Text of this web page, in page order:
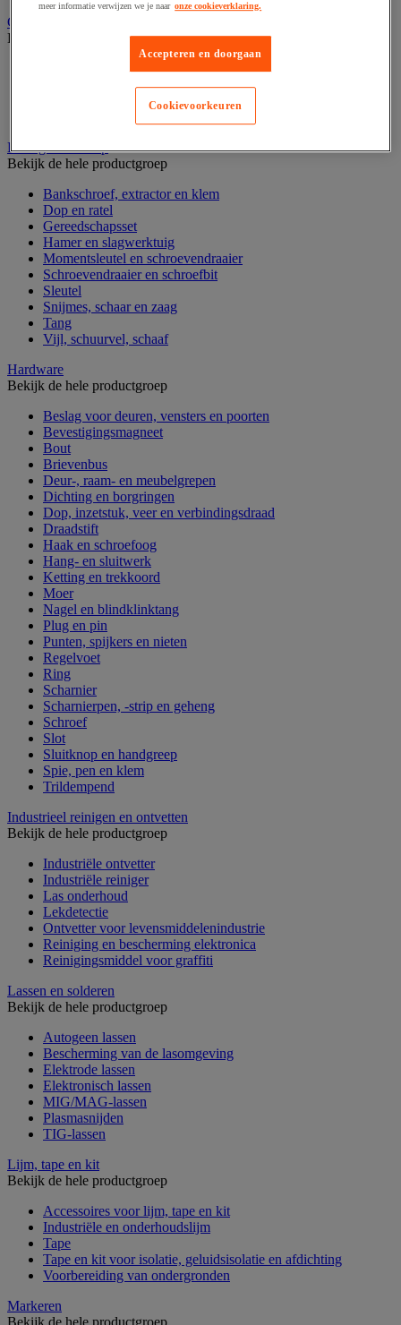
Gereedschap opbergen
Bekijk de hele productgroep
Assortimentsdoos en gereedschapkoffer
Gereedschapskist en opbergtas
Gereedschapskoffer en versterkte kist
Handgereedschap
Bekijk de hele productgroep
Bankschroef, extractor en klem
Dop en ratel
Gereedschapsset
Hamer en slagwerktuig
Momentsleutel en schroevendraaier
Schroevendraaier en schroefbit
Sleutel
Snijmes, schaar en zaag
Tang
Vijl, schuurvel, schaaf
Hardware
Bekijk de hele productgroep
Beslag voor deuren, vensters en poorten
Bevestigingsmagneet
Bout
Brievenbus
Deur-, raam- en meubelgrepen
Dichting en borgringen
Dop, inzetstuk, veer en verbindingsdraad
Draadstift
Haak en schroefoog
Hang- en sluitwerk
Ketting en trekkoord
Moer
Nagel en blindklinktang
Plug en pin
Punten, spijkers en nieten
Regelvoet
Ring
Scharnier
Scharnierpen, -strip en geheng
Schroef
Slot
Sluitknop en handgreep
Spie, pen en klem
Trildempend
Industrieel reinigen en ontvetten
Bekijk de hele productgroep
Industriële ontvetter
Industriële reiniger
Las onderhoud
Lekdetectie
Ontvetter voor levensmiddelenindustrie
Reiniging en bescherming elektronica
Reinigingsmiddel voor graffiti
Lassen en solderen
Bekijk de hele productgroep
Autogeen lassen
Bescherming van de lasomgeving
Elektrode lassen
Elektronisch lassen
MIG/MAG-lassen
Plasmasnijden
TIG-lassen
Lijm, tape en kit
Bekijk de hele productgroep
Accessoires voor lijm, tape en kit
Industriële en onderhoudslijm
Tape
Tape en kit voor isolatie, geluidsisolatie en afdichting
Voorbereiding van ondergronden
Markeren
Bekijk de hele productgroep
meer informatie verwijzen we je naar onze cookieverklaring.
Accepteren en doorgaan
Cookievoorkeuren